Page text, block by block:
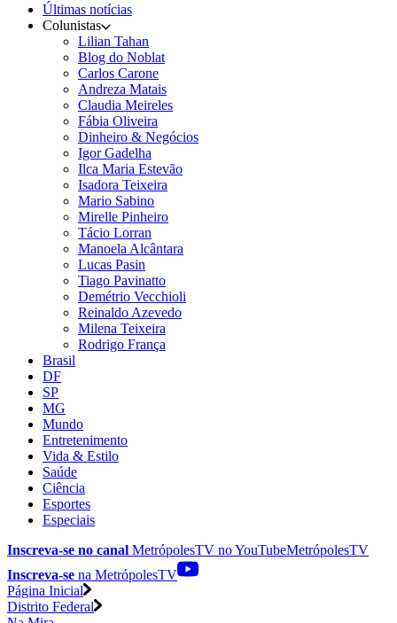
Últimas notícias
Colunistas
Lilian Tahan
Blog do Noblat
Carlos Carone
Andreza Matais
Claudia Meireles
Fábia Oliveira
Dinheiro & Negócios
Igor Gadelha
Ilca Maria Estevão
Isadora Teixeira
Mario Sabino
Mirelle Pinheiro
Tácio Lorran
Manoela Alcântara
Lucas Pasin
Tiago Pavinatto
Demétrio Vecchioli
Reinaldo Azevedo
Milena Teixeira
Rodrigo França
Brasil
DF
SP
MG
Mundo
Entretenimento
Vida & Estilo
Saúde
Ciência
Esportes
Especiais
Inscreva-se no canal MetrópolesTV noYouTubeMetrópolesTV
Inscreva-se na MetrópolesTV
Página Inicial
Distrito Federal